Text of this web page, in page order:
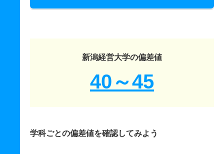
新潟経営大学の偏差値
40～45
学科ごとの偏差値を確認してみよう